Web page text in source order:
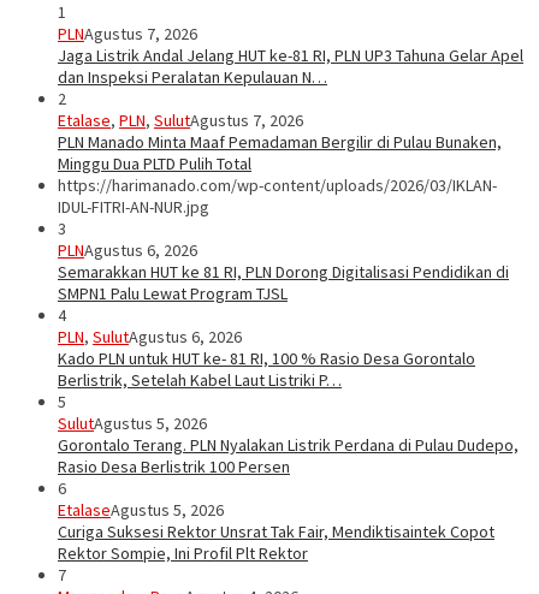
1
PLNAgustus 7, 2026
Jaga Listrik Andal Jelang HUT ke-81 RI, PLN UP3 Tahuna Gelar Apel
dan Inspeksi Peralatan Kepulauan N…
2
Etalase, PLN, SulutAgustus 7, 2026
PLN Manado Minta Maaf Pemadaman Bergilir di Pulau Bunaken,
Minggu Dua PLTD Pulih Total
https://harimanado.com/wp-content/uploads/2026/03/IKLAN-
IDUL-FITRI-AN-NUR.jpg
3
PLNAgustus 6, 2026
Semarakkan HUT ke 81 RI, PLN Dorong Digitalisasi Pendidikan di
SMPN1 Palu Lewat Program TJSL
4
PLN, SulutAgustus 6, 2026
Kado PLN untuk HUT ke- 81 RI, 100 % Rasio Desa Gorontalo
Berlistrik, Setelah Kabel Laut Listriki P…
5
SulutAgustus 5, 2026
Gorontalo Terang. PLN Nyalakan Listrik Perdana di Pulau Dudepo,
Rasio Desa Berlistrik 100 Persen
6
EtalaseAgustus 5, 2026
Curiga Suksesi Rektor Unsrat Tak Fair, Mendiktisaintek Copot
Rektor Sompie, Ini Profil Plt Rektor
7